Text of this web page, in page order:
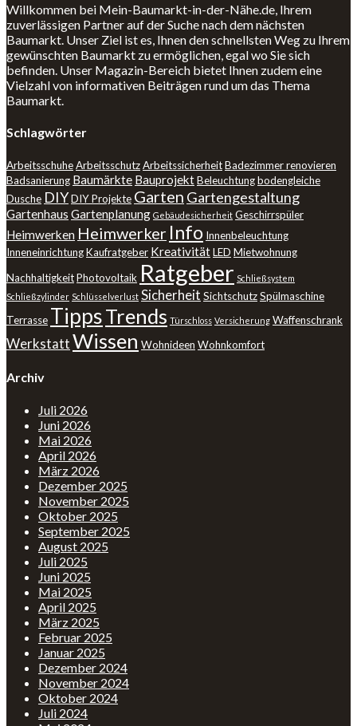
Willkommen bei Mein-Baumarkt-in-der-Nähe.de, Ihrem
zuverlässigen Partner auf der Suche nach dem nächsten
Baumarkt. Unser Ziel ist es, Ihnen den schnellsten Weg zu Ihrem
gewünschten Baumarkt zu ermöglichen, egal wo Sie sich
befinden. Unser Magazin-Bereich bietet Ihnen zudem eine
Vielzahl von informativen Beiträgen rund um das Thema
Baumarkt.
Schlagwörter
ArbeitsschuheArbeitsschutzArbeitssicherheitBadezimmer renovieren
Badsanierung Baumärkte BauprojektBeleuchtungbodengleiche
Dusche DIYDIY Projekte Garten Gartengestaltung
Gartenhaus Gartenplanung Gebäudesicherheit Geschirrspüler
Heimwerken Heimwerker Info Innenbeleuchtung
InneneinrichtungKaufratgeber KreativitätLED Mietwohnung
NachhaltigkeitPhotovoltaik Ratgeber Schließsystem
Schließzylinder Schlüsselverlust Sicherheit SichtschutzSpülmaschine
Terrasse TippsTrends Türschloss Versicherung Waffenschrank
WerkstattWissen Wohnideen Wohnkomfort
Archiv
Juli 2026
Juni 2026
Mai 2026
April 2026
März 2026
Dezember 2025
November 2025
Oktober 2025
September 2025
August 2025
Juli 2025
Juni 2025
Mai 2025
April 2025
März 2025
Februar 2025
Januar 2025
Dezember 2024
November 2024
Oktober 2024
Juli 2024